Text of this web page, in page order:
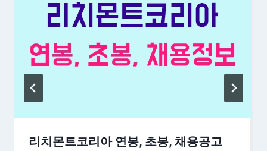
리치몬트코리아 연봉, 초봉, 채용공고